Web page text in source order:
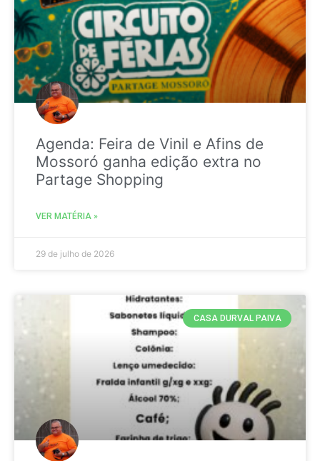
Agenda: Feira de Vinil e Afins de
Mossoró ganha edição extra no
Partage Shopping
VER MATÉRIA »
29 de julho de 2026
CASA DURVAL PAIVA